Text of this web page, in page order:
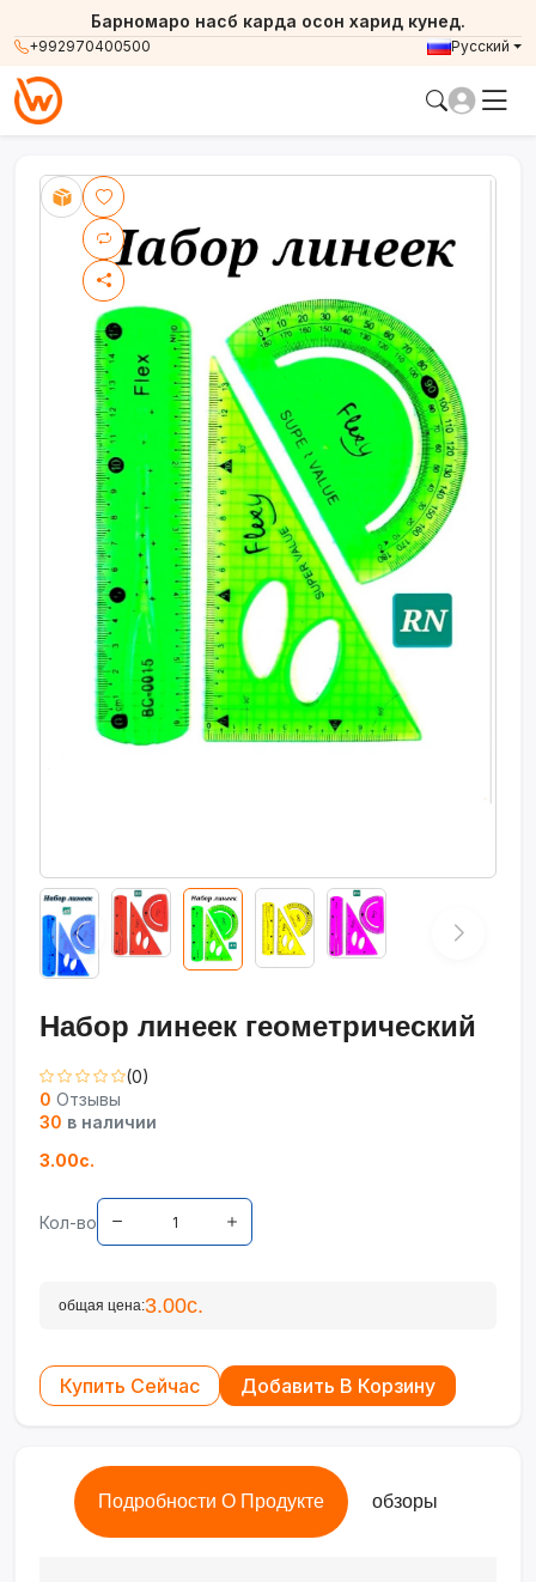
+992970400500
Барномаро насб карда осон харид кунед.
Русский
Набор линеек геометрический
(0)
0 Отзывы
30 в наличии
3.00с.
Кол-во
общая цена:3.00с.
Купить Сейчас Добавить В Корзину
Подробности О Продукте обзоры